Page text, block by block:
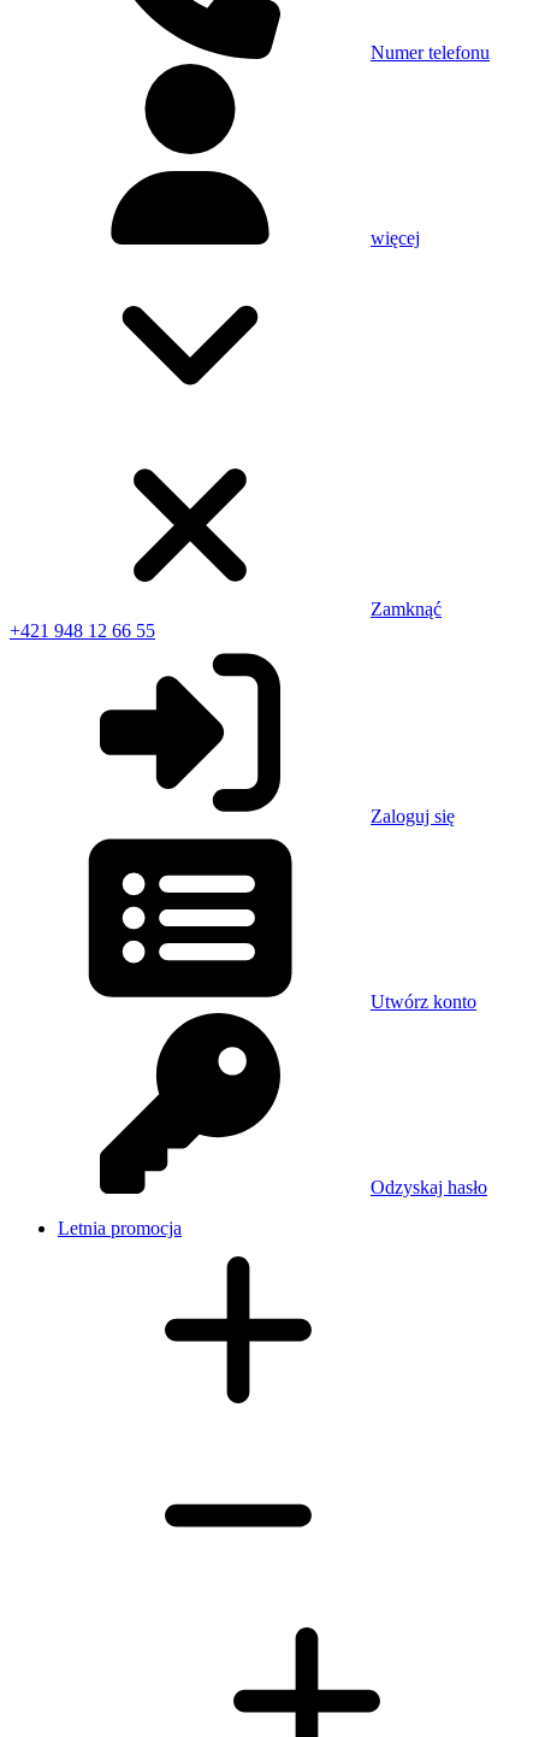
Numer telefonu
więcej
Zamknąć
+421 948 12 66 55
Zaloguj się
Utwórz konto
Odzyskaj hasło
Letnia promocja